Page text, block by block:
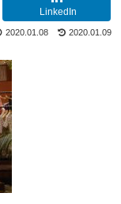
LinkedIn
2020.01.09
2020.01.08